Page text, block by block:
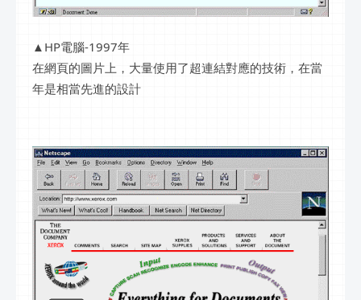
▲HP電腦-1997年
在網頁的圖片上，大量使用了超連結對應的技術，在當
年是相當先進的設計